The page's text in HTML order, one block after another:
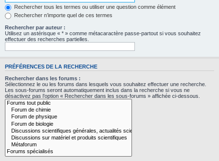
Rechercher tous les termes ou utiliser une question comme élément
Rechercher n’importe quel de ces termes
Rechercher par auteur :
Utilisez un astérisque « * » comme métacaractère passe-partout si vous souhaitez
effectuer des recherches partielles.
PRÉFÉRENCES DE LA RECHERCHE
Rechercher dans les forums :
Sélectionnez le ou les forums dans lesquels vous souhaitez effectuer une recherche.
Les sous-forums seront automatiquement inclus dans la recherche si vous ne
désactivez pas l’option « Rechercher dans les sous-forums » affichée ci-dessous.